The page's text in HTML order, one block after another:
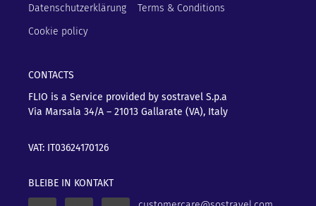
Datenschutzerklärung
Terms & Conditions
Cookie policy
CONTACTS
FLIO is a Service provided by sostravel S.p.a
Via Marsala 34/A – 21013 Gallarate (VA), Italy
VAT: IT03624170126
BLEIBE IN KONTAKT